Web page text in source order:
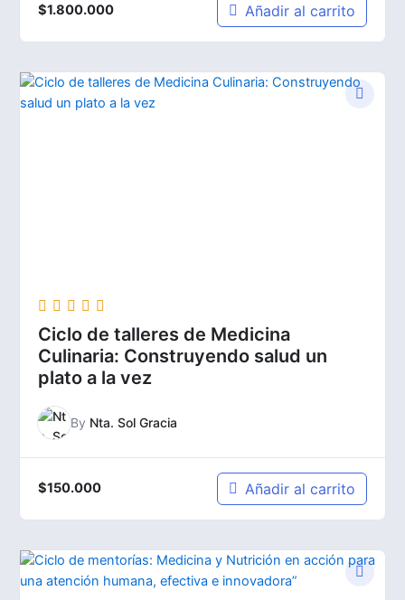
$1.800.000 Añadir al carrito
Ciclo de talleres de Medicina
Culinaria: Construyendo salud un
plato a la vez
By Nta. Sol Gracia
$150.000 Añadir al carrito